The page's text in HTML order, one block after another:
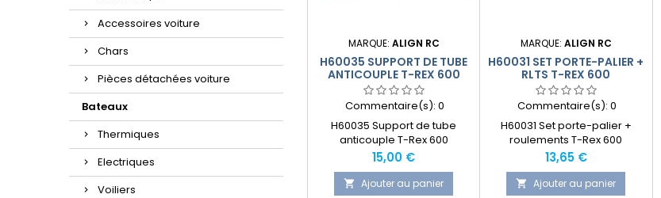
Accessoires voiture
Chars
Pièces détachées voiture
Bateaux
Thermiques
Electriques
Voiliers
MARQUE: ALIGN RC
H60035 SUPPORT DE TUBE
ANTICOUPLE T-REX 600
Commentaire(s): 0
H60035 Support de tube
anticouple T-Rex 600
Prix
15,00 €
 Ajouter au panier
MARQUE: ALIGN RC
H60031 SET PORTE-PALIER +
RLTS T-REX 600
Commentaire(s): 0
H60031 Set porte-palier +
roulements T-Rex 600
Prix
13,65 €
 Ajouter au panier